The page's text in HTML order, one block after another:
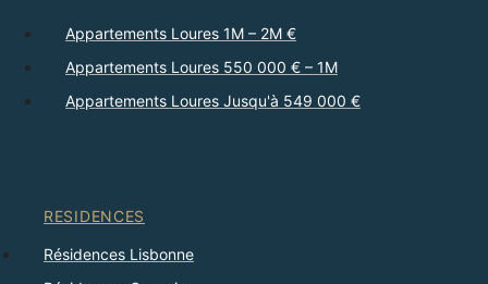
Appartements Loures 1M – 2M €
Appartements Loures 550 000 € – 1M
Appartements Loures Jusqu'à 549 000 €
RESIDENCES
Résidences Lisbonne